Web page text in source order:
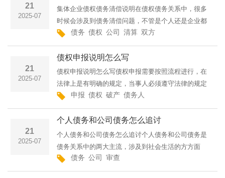
21
2025-07
集体企业债权债务清偿说明在债权债务关系中，很多
时候会涉及到债务清偿问题，不管是个人还是企业都
要按照法律规定进行清偿，那么集体企业债权债务清
偿说明是什么？诉宁网小编为大家整理了相关的法律
知识，下面一起来···
债务 债权 公司 清算 双方
21
2025-07
债权申报说明怎么写
债权申报说明怎么写债权申报需要按照流程进行，在
法律上是有明确的规定，当事人必须遵守法律的规定
进行申报债权。那么，债权申报说明怎么写？为了帮
助大家更好的了解相关法律知识，诉宁网小编整理了
相关的内容，我们···
申报 债权 破产 债务人
21
2025-07
个人债务和公司债务怎么追讨
个人债务和公司债务怎么追讨个人债务和公司债务是
债务关系中的两大主流，涉及到社会生活的方方面
面。下面就由诉宁网小编为大家一一介绍个人债务和
公司债务怎么追讨、公司债务追讨的注意事项、作为
债务 公司 审查